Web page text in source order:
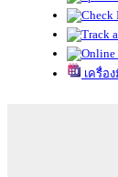
เครื่อ